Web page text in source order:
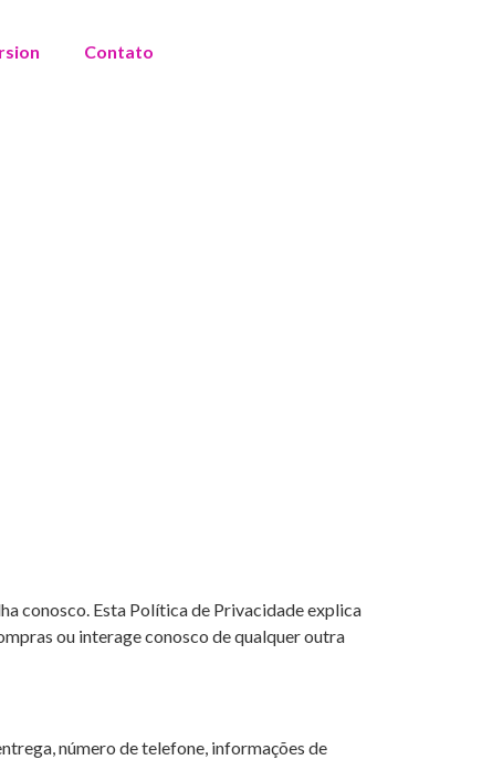
Contato
conosco. Esta Política de Privacidade explica
ou interage conosco de qualquer outra
número de telefone, informações de